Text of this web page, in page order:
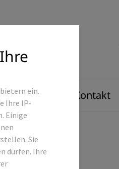
Kontakt
ein.
Ihre IP-
Einige
Sie
dürfen. Ihre